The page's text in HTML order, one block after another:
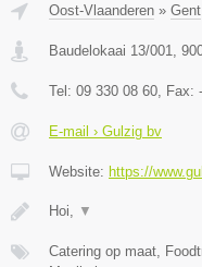
Oost-Vlaanderen » Gent
Baudelokaai 13/001
Tel: 09 330 08 60 , Fax: -
E-mail › Gulzig bv
Website: https://
Hoi, ▼
Catering op maat,